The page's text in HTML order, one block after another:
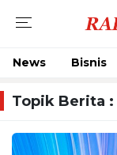
News Bisnis
Topik Berita :